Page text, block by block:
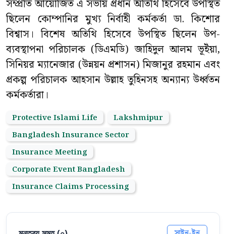
সম্প্রতি আয়োজিত এ সভায় প্রধান অতিথি হিসেবে উপস্থিত
ছিলেন কোম্পানির মুখ্য নির্বাহী কর্মকর্তা ডা. কিশোর
বিশ্বাস। বিশেষ অতিথি হিসেবে উপস্থিত ছিলেন উপ-
ব্যবস্থাপনা পরিচালক (ডিএমডি) জাহিদুল আলম ভূইঁয়া,
সিনিয়র ম্যানেজার (উন্নয়ন প্রশাসন) মিজানুর রহমান এবং
প্রকল্প পরিচালক আহসান উল্লাহ তুহিনসহ অন্যান্য উর্ধ্বতন
কর্মকর্তারা।
Protective Islami Life
Lakshmipur
Bangladesh Insurance Sector
Insurance Meeting
Corporate Event Bangladesh
Insurance Claims Processing